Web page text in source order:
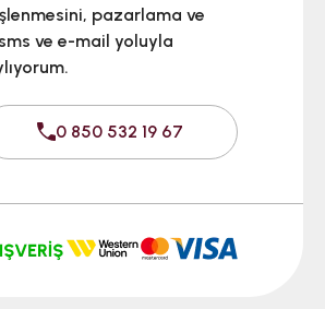
pazarlama ve
ve e-mail yoluyla
0 850 532 19 67